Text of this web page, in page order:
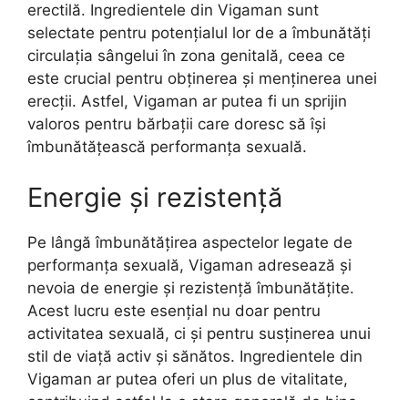
erectilă. Ingredientele din Vigaman sunt
selectate pentru potențialul lor de a îmbunătăți
circulația sângelui în zona genitală, ceea ce
este crucial pentru obținerea și menținerea unei
erecții. Astfel, Vigaman ar putea fi un sprijin
valoros pentru bărbații care doresc să își
îmbunătățească performanța sexuală.
Energie și rezistență
Pe lângă îmbunătățirea aspectelor legate de
performanța sexuală, Vigaman adresează și
nevoia de energie și rezistență îmbunătățite.
Acest lucru este esențial nu doar pentru
activitatea sexuală, ci și pentru susținerea unui
stil de viață activ și sănătos. Ingredientele din
Vigaman ar putea oferi un plus de vitalitate,